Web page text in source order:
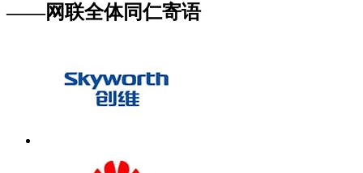
——网联全体同仁寄语